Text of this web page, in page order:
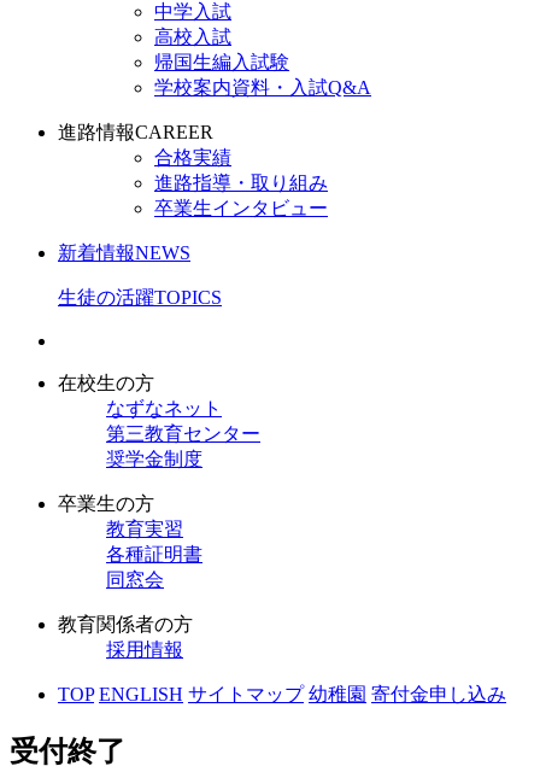
中学入試
高校入試
帰国生編入試験
学校案内資料・入試Q&A
進路情報CAREER
合格実績
進路指導・取り組み
卒業生インタビュー
新着情報NEWS
生徒の活躍TOPICS
在校生の方
なずなネット
第三教育センター
奨学金制度
卒業生の方
教育実習
各種証明書
同窓会
教育関係者の方
採用情報
TOP ENGLISH サイトマップ 幼稚園 寄付金申し込み
受付終了